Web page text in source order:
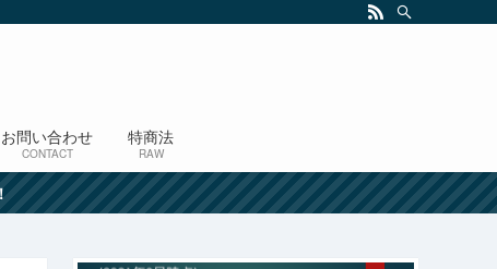
お問い合わせ
CONTACT
特商法
RAW